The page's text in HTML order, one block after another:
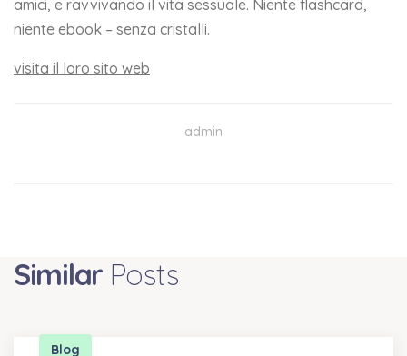
amici, e ravvivando il vita sessuale. Niente flashcard,
niente ebook – senza cristalli.
visita il loro sito web
admin
Similar Posts
Blog